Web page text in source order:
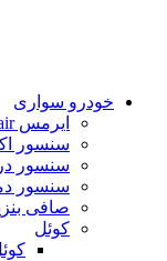
خودرو سواری
ایرمس mass air
سنسور
سنسور
سنسور
صافی
کوئل